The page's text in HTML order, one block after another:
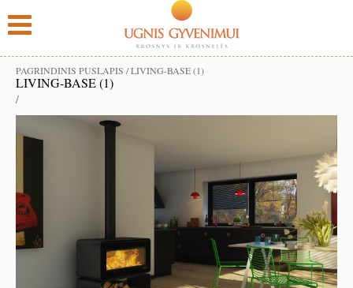
PAGRINDINIS PUSLAPIS /LIVING-BASE (1)
LIVING-BASE (1)
/